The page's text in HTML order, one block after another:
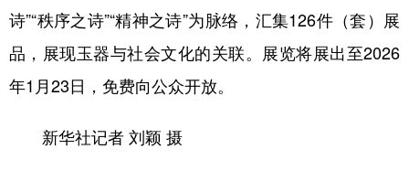
诗”“秩序之诗”“精神之诗”为脉络，汇集126件（套）展
品，展现玉器与社会文化的关联。展览将展出至2026
年1月23日，免费向公众开放。
新华社记者 刘颖 摄